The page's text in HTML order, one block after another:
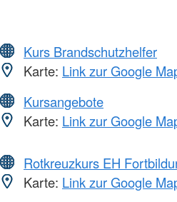
Kurs Brandschutzhelfer
Karte: Link zur Google
Kursangebote
Karte: Link zur Google
Rotkreuzkurs EH
Karte: Link zur Google